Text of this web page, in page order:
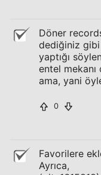
Döner
dediğiniz
yaptığı
entel
ama, yani
0
Favorilere
Ayrıca,